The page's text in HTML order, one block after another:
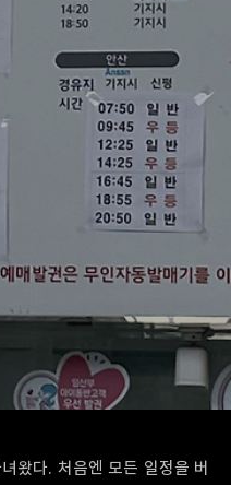
왔다. 처음엔 모든 일정을 버